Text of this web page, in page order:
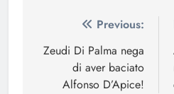
Navigazione
articoli
Previous:
Zeudi Di Palma nega
di aver baciato
Alfonso D’Apice!